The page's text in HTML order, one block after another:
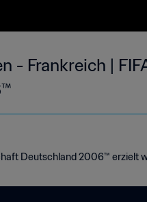
- Frankreich |
Deutschland 2006™ erzielt